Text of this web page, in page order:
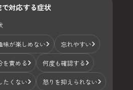
対応する症状
味が楽しめない 忘れやすい
を責める 何度も確認する
たくない 怒りを抑えられない